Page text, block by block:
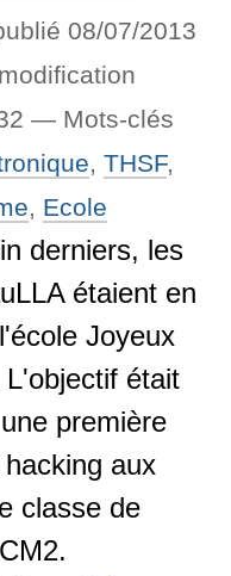
08/07/2013
— Mots-clés
, THSF,
, Ecole
derniers, les
étaient en
Joyeux
était
première
aux
classe de